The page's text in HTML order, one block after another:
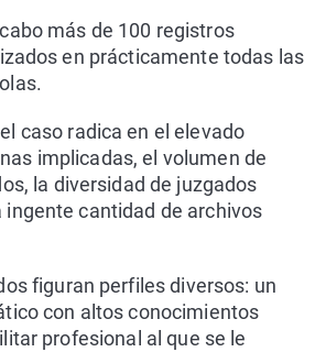
más de 100 registros
en prácticamente todas las
caso radica en el elevado
implicadas, el volumen de
la diversidad de juzgados
cantidad de archivos
figuran perfiles diversos: un
con altos conocimientos
profesional al que se le